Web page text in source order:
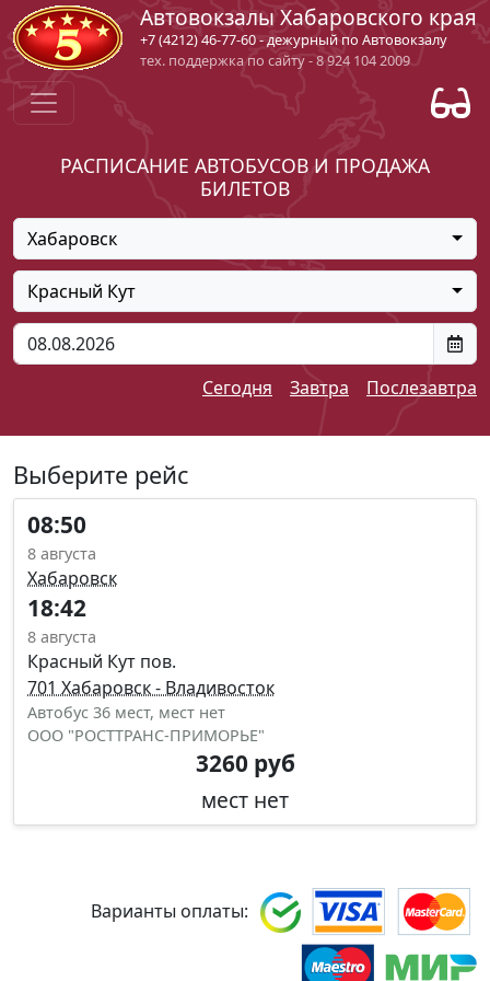
Автовокзалы Хабаровского края
+7 (4212) 46-77-60 - дежурный по Автовокзалу
тех. поддержка по сайту - 8 924 104 2009
РАСПИСАНИЕ АВТОБУСОВ И ПРОДАЖА
БИЛЕТОВ
Хабаровск
Красный Кут
Сегодня Завтра Послезавтра
Выберите рейс
08:50
8 августа
Хабаровск
18:42
8 августа
Красный Кут пов.
701 Хабаровск - Владивосток
Автобус 36 мест, мест нет
ООО "РОСТТРАНС-ПРИМОРЬЕ"
3260 руб
мест нет
Варианты оплаты: